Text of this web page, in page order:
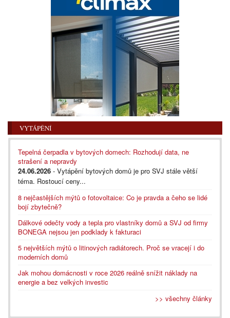
VYTÁPĚNÍ
Tepelná čerpadla v bytových domech: Rozhodují data, ne
strašení a nepravdy
24.06.2026 - Vytápění bytových domů je pro SVJ stále větší
téma. Rostoucí ceny...
8 nejčastějších mýtů o fotovoltaice: Co je pravda a čeho se lidé
bojí zbytečně?
Dálkové odečty vody a tepla pro vlastníky domů a SVJ od firmy
BONEGA nejsou jen podklady k fakturaci
5 největších mýtů o litinových radiátorech. Proč se vracejí i do
moderních domů
Jak mohou domácnosti v roce 2026 reálně snížit náklady na
energie a bez velkých investic
>> všechny články